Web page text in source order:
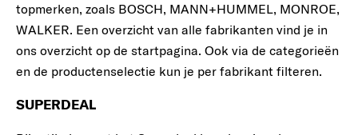
topmerken, zoals BOSCH, MANN+HUMMEL, MONROE,
WALKER. Een overzicht van alle fabrikanten vind je in
ons overzicht op de startpagina. Ook via de categorieën
en de productenselectie kun je per fabrikant filteren.
SUPERDEAL